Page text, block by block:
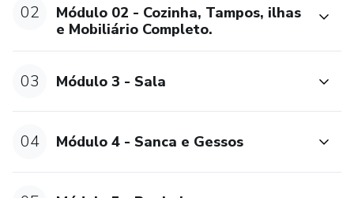
• Tamponamento;
• Granitos;
• Dormitórios, criação completa;
• Decoração;
02
Módulo 02 - Cozinha, Tampos, ilhas
e Mobiliário Completo.
03 Módulo 3 - Sala
04 Módulo 4 - Sanca e Gessos